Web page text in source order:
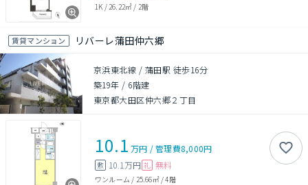
1K / 26.22㎡ / 2階
賃貸マンション リバーレ蒲田仲六郷
京浜東北線 / 蒲田駅 徒歩16分
築19年 / 6階建
東京都大田区仲六郷２丁目
10.1 万円 /管理費8,000円
敷 10.1万円 礼 無料
ワンルーム / 25.66㎡/4階